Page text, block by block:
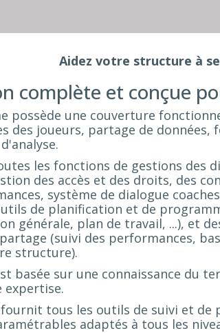
Aidez votre structure à
complète et conçue
possède une couverture
des joueurs, partage de données,
les fonctions de gestions des
des accès et des droits, des
système de dialogue
de planification et de
générale, plan de travail, ...), et
(suivi des performances,
structure).
basée sur une connaissance du
fournit tous les outils de suivi et de
adaptés à tous les